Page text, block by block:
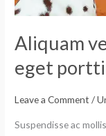
Aliquam
eget
Leave a Comment /
Suspendisse ac